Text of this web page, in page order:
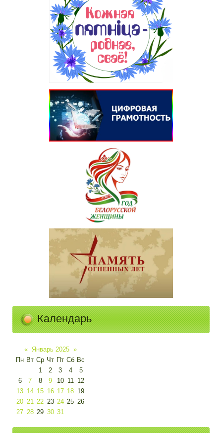
Календарь
« Январь 2025 »
Пн Вт Ср Чт Пт Сб Вс
1
2 3 4
5
6
7 8 9 10 11
12
13 14 15 16 17 18 19
20 21 22 23 24 25 26
27 28 29 30 31